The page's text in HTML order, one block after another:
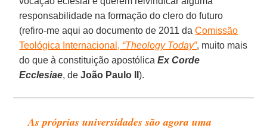
responsabilidade na formação do clero do futuro
(refiro-me aqui ao documento de 2011 daComissão
Teológica Internacional, “Theology Today”, muito mais
do que à constituição apostólicaEx Corde
Ecclesiae, deJoão Paulo II).
As próprias universidades são agora uma